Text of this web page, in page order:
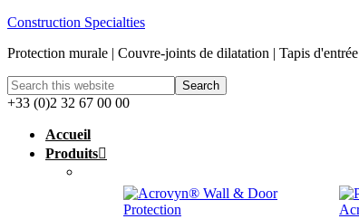
Construction Specialties
Protection murale | Couvre-joints de dilatation | Tapis d'entrée
+33 (0)2 32 67 00 00
Accueil
Produits